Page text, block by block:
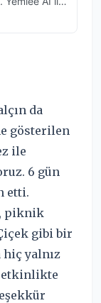
da
gösterilen
ile
6 gün
etti.
piknik
gibi bir
yalnız
etkinlikte